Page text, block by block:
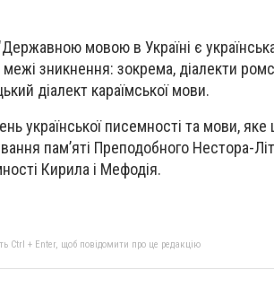
мовою в Україні є
межі зникнення: зокрема, діалекти
діалект караїмської мови.
української писемності та мови,
пам’яті Преподобного Нестора-
Кирила і Мефодія.
Ctrl + Enter, щоб повідомити про це редакцію